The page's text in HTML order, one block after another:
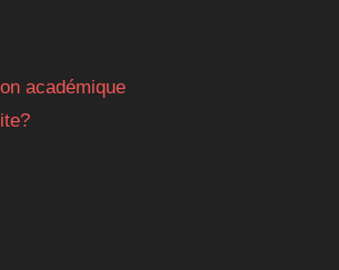
académique